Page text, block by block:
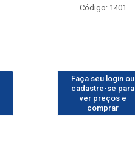
Código: 1401
Faça seu login ou
cadastre-se para
ver preços e
comprar